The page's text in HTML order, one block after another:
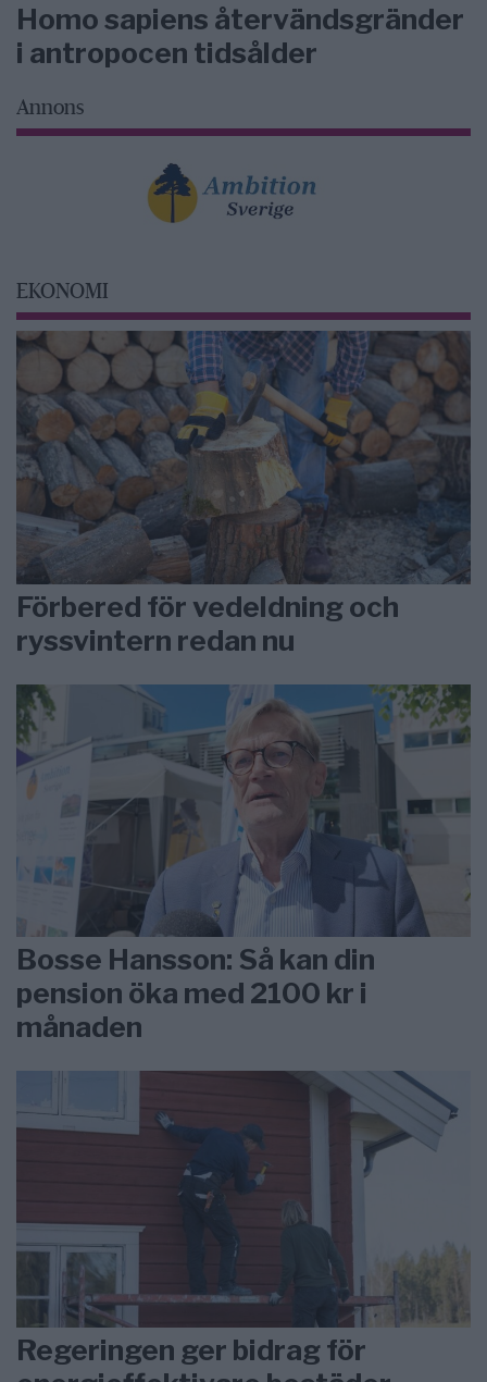
Homo sapiens återvändsgränder
i antropocen tidsålder
Annons
EKONOMI
Förbered för vedeldning och
ryssvintern redan nu
Bosse Hansson: Så kan din
pension öka med 2100 kr i
månaden
Regeringen ger bidrag för